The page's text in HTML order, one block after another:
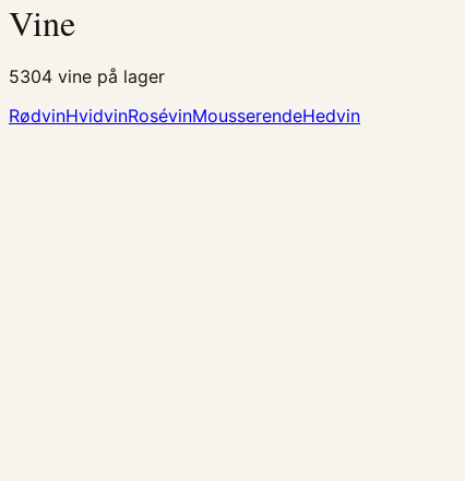
Vine
5304 vine på lager
RødvinHvidvinRosévinMousserendeHedvin